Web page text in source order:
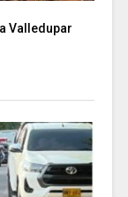
Valledupar